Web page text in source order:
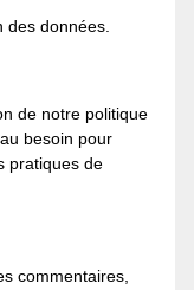
données.
de notre politique
besoin pour
pratiques de
commentaires,